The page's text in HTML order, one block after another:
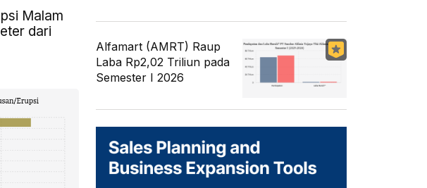
Malam
dari
Alfamart (AMRT) Raup
Laba Rp2,02 Triliun pada
Semester I 2026